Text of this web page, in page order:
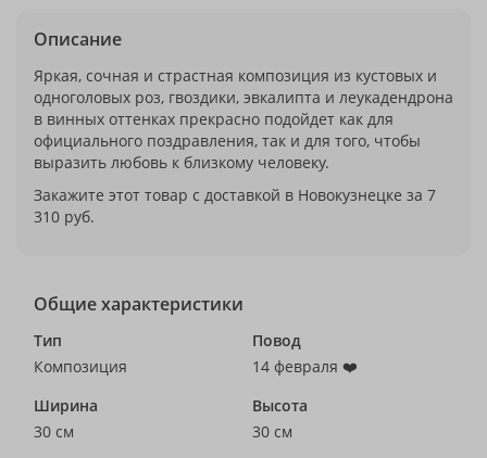
Описание
Яркая, сочная и страстная композиция из кустовых и
одноголовых роз, гвоздики, эвкалипта и леукадендрона
в винных оттенках прекрасно подойдет как для
официального поздравления, так и для того, чтобы
выразить любовь к близкому человеку.
Закажите этот товар с доставкой в Новокузнецке за 7
310 руб.
Общие характеристики
Тип
Композиция
Повод
14 февраля ❤️
Ширина
30 см
Высота
30 см